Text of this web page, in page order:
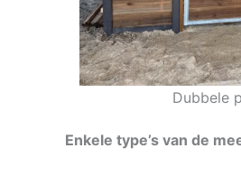
Dubbele
Enkele type’s van de